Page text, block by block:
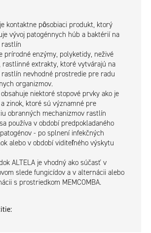
kontaktne pôsobiaci produkt, ktorý
vývoj patogénnych húb a baktérií na
prírodné enzýmy, polyketidy, neživé
rastlinné extrakty, ktoré vytvárajú na
nevhodné prostredie pre radu
organizmov.
niektoré stopové prvky ako je
zinok, ktoré sú významné pre
obranných mechanizmov rastlín
používa v období predpokladaného
- po splnení infekčných
alebo v období viditeľného výskytu
ALTELA je vhodný ako súčasť v
slede fungicídov a v alternácii alebo
s prostriedkom MEMCOMBA.